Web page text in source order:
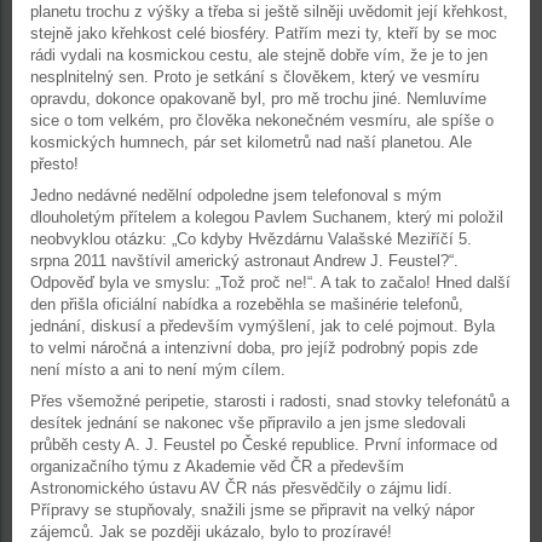
planetu trochu z výšky a třeba si ještě silněji uvědomit její křehkost,
stejně jako křehkost celé biosféry. Patřím mezi ty, kteří by se moc
rádi vydali na kosmickou cestu, ale stejně dobře vím, že je to jen
nesplnitelný sen. Proto je setkání s člověkem, který ve vesmíru
opravdu, dokonce opakovaně byl, pro mě trochu jiné. Nemluvíme
sice o tom velkém, pro člověka nekonečném vesmíru, ale spíše o
kosmických humnech, pár set kilometrů nad naší planetou. Ale
přesto!
Jedno nedávné nedělní odpoledne jsem telefonoval s mým
dlouholetým přítelem a kolegou Pavlem Suchanem, který mi položil
neobvyklou otázku: „Co kdyby Hvězdárnu Valašské Meziříčí 5.
srpna 2011 navštívil americký astronaut Andrew J. Feustel?“.
Odpověď byla ve smyslu: „Tož proč ne!“. A tak to začalo! Hned další
den přišla oficiální nabídka a rozeběhla se mašinérie telefonů,
jednání, diskusí a především vymýšlení, jak to celé pojmout. Byla
to velmi náročná a intenzivní doba, pro jejíž podrobný popis zde
není místo a ani to není mým cílem.
Přes všemožné peripetie, starosti i radosti, snad stovky telefonátů a
desítek jednání se nakonec vše připravilo a jen jsme sledovali
průběh cesty A. J. Feustel po České republice. První informace od
organizačního týmu z Akademie věd ČR a především
Astronomického ústavu AV ČR nás přesvědčily o zájmu lidí.
Přípravy se stupňovaly, snažili jsme se připravit na velký nápor
zájemců. Jak se později ukázalo, bylo to prozíravé!